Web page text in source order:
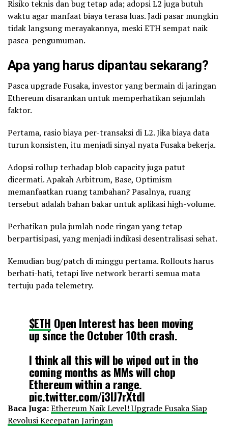
Risiko teknis dan bug tetap ada; adopsi L2 juga butuh
waktu agar manfaat biaya terasa luas. Jadi pasar mungkin
tidak langsung merayakannya, meski ETH sempat naik
pasca-pengumuman.
Apa yang harus dipantau sekarang?
Pasca upgrade Fusaka, investor yang bermain di jaringan
Ethereum disarankan untuk memperhatikan sejumlah
faktor.
Pertama, rasio biaya per-transaksi di L2. Jika biaya data
turun konsisten, itu menjadi sinyal nyata Fusaka bekerja.
Adopsi rollup terhadap blob capacity juga patut
dicermati. Apakah Arbitrum, Base, Optimism
memanfaatkan ruang tambahan? Pasalnya, ruang
tersebut adalah bahan bakar untuk aplikasi high-volume.
Perhatikan pula jumlah node ringan yang tetap
berpartisipasi, yang menjadi indikasi desentralisasi sehat.
Kemudian bug/patch di minggu pertama. Rollouts harus
berhati-hati, tetapi live network berarti semua mata
tertuju pada telemetry.
$ETH Open Interest has been moving
up since the October 10th crash.
I think all this will be wiped out in the
coming months as MMs will chop
Ethereum within a range.
pic.twitter.com/j3lJ7rXtdl
— Ted (@TedPillows)December 6, 2025
Baca Juga:Ethereum Naik Level! Upgrade Fusaka Siap
Revolusi Kecepatan Jaringan